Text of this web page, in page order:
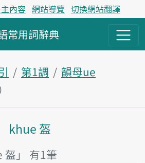
內容 網站導覽 切換網站翻譯
常用詞辭典
第1調
韻母ue
主內容區塊
khue 盔
盔」 有1筆